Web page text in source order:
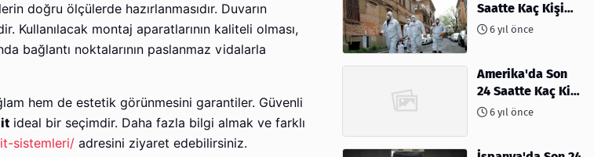
doğru ölçülerde hazırlanmasıdır. Duvarın
montaj aparatlarının kaliteli olması,
bağlantı noktalarının paslanmaz vidalarla
hem de estetik görünmesini garantiler. Güvenli
ideal bir seçimdir. Daha fazla bilgi almak ve farklı
sistemleri/ adresini ziyaret edebilirsiniz.
Saatte Kaç Kişi
Öldü6 yıl önce
Amerika'da Son
24 Saatte Kaç Kişi
Öldü - 06 Nisan
6 yıl önce